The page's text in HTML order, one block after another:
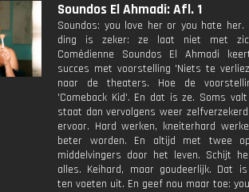
Soundos El Ahmadi: Afl. 1
Soundos: you love her or you hate her.
ding is zeker: ze laat niet met
Comédienne Soundos El Ahmadi
succes met voorstelling 'Niets te
naar de theaters. Hoe de
'Comeback Kid'. En dat is ze. Soms
staat dan vervolgens weer
ervoor. Hard werken, kneiterhard
beter worden. En altijd met twee
middelvingers door het leven. Schijt
alles. Keihard, maar goudeerlijk. Dat
ten voeten uit. En geef nou maar toe: